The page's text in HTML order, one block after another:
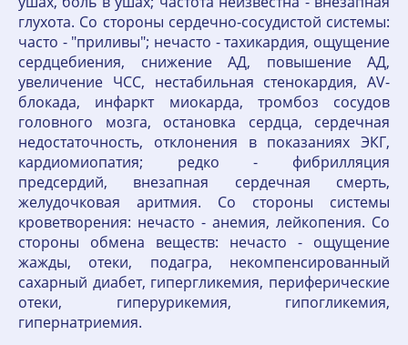
глухота. Со стороны сердечно-сосудистой системы:
часто - "приливы"; нечасто - тахикардия, ощущение
сердцебиения, снижение АД, повышение АД,
увеличение ЧСС, нестабильная стенокардия, AV-
блокада, инфаркт миокарда, тромбоз сосудов
головного мозга, остановка сердца, сердечная
недостаточность, отклонения в показаниях ЭКГ,
кардиомиопатия; редко - фибрилляция
предсердий, внезапная сердечная смерть,
желудочковая аритмия. Со стороны системы
кроветворения: нечасто - анемия, лейкопения. Со
стороны обмена веществ: нечасто - ощущение
жажды, отеки, подагра, некомпенсированный
сахарный диабет, гипергликемия, периферические
отеки, гиперурикемия, гипогликемия,
гипернатриемия.